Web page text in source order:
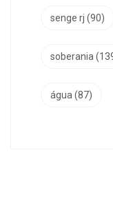
senge rj (90)
soberania
água (87)